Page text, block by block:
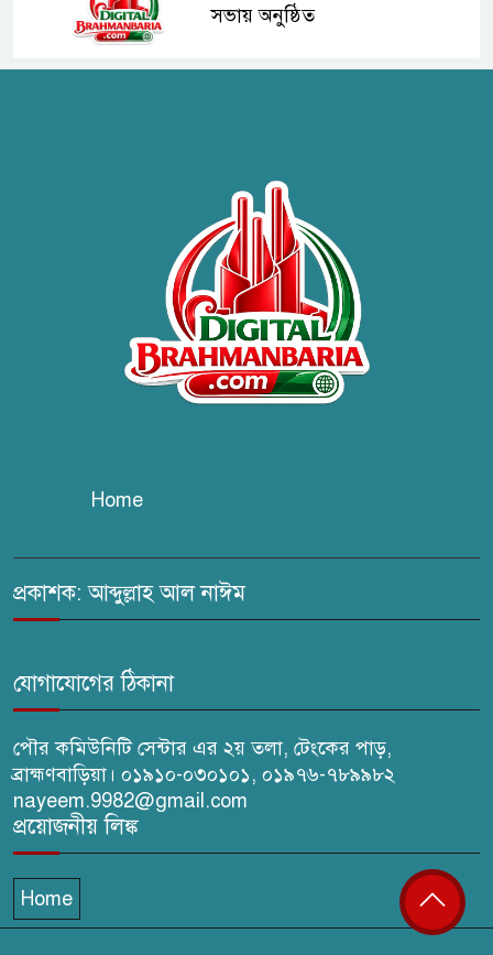
সভায় অনুষ্ঠিত
ব্রাহ্মণবাড়িয়ায় তরী বাংলাদেশের
উদ্যোগে বৃক্ষরোপণ ও গাছের চারা
বিতরণ।
কবি জয়দুল হোসেনের
‘পাখপাখালির মিলনমেলা’ গ্রন্থের
প্রকাশনা উৎসব
চুরির দায়ে সুলতানপুরের বোরহান
ঢেউ’র আহবায়ক সোহেল সদস্য
Home
প্রকাশক: আব্দুল্লাহ আল নাঈম
যোগাযোগের ঠিকানা
পৌর কমিউনিটি সেন্টার এর ২য় তলা, টেংকের পাড়,
ব্রাহ্মণবাড়িয়া। ০১৯১০-০৩০১০১, ০১৯৭৬-৭৮৯৯৮২
nayeem.9982@gmail.com
প্রয়োজনীয় লিঙ্ক
Home